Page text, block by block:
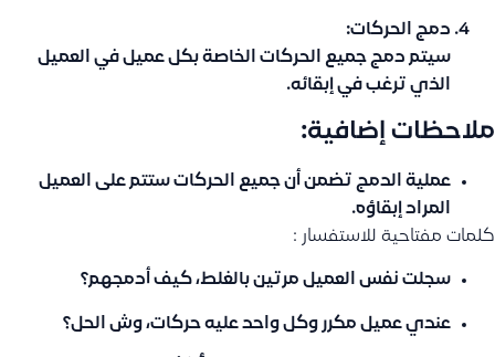
دمج الحركات:
سيتم دمج جميع الحركات الخاصة بكل عميل في العميل
الذي ترغب في إبقائه.
ملاحظات إضافية:
عملية الدمج تضمن أن جميع الحركات ستتم على العميل
المراد إبقاؤه.
كلمات مفتاحية للاستفسار :
سجلت نفس العميل مرتين بالغلط، كيف أدمجهم؟
عندي عميل مكرر وكل واحد عليه حركات، وش الحل؟